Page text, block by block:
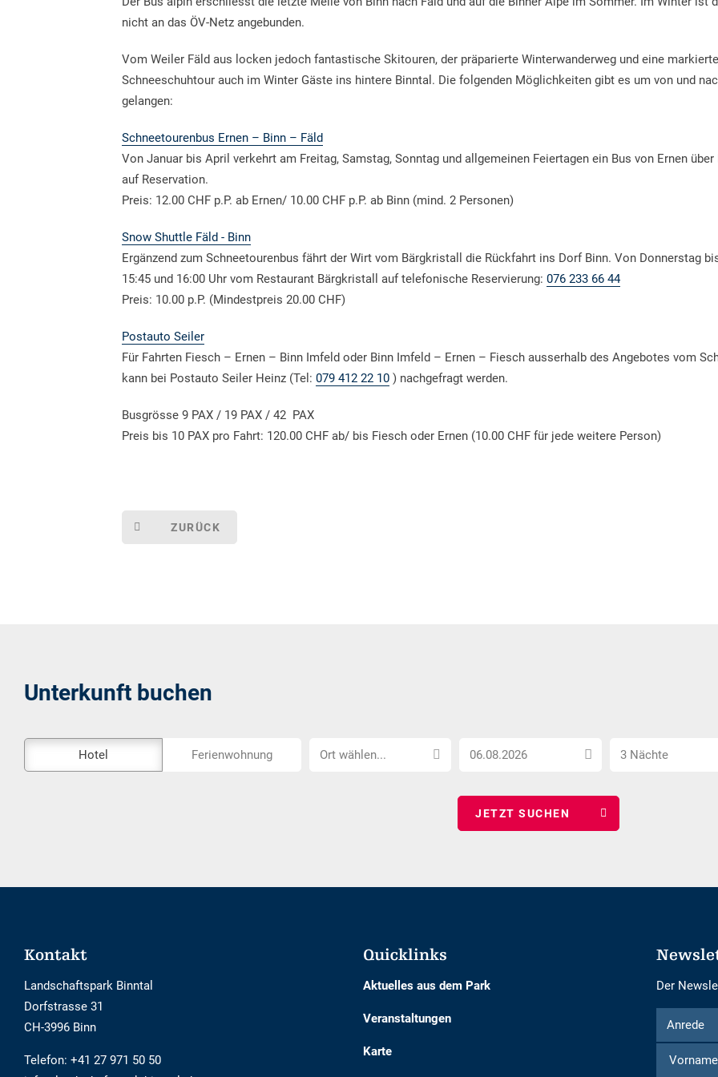
nicht an das ÖV-Netz angebunden.
Vom Weiler Fäld aus locken jedoch fantastische Skitouren, der präparierte Winterwanderweg und eine markierte
Schneeschuhtour auch im Winter Gäste ins hintere Binntal. Die folgenden Möglichkeiten gibt es um von und
gelangen:
Schneetourenbus Ernen – Binn – Fäld
Von Januar bis April verkehrt am Freitag, Samstag, Sonntag und allgemeinen Feiertagen ein Bus von Ernen über
auf Reservation.
Preis: 12.00 CHF p.P. ab Ernen/ 10.00 CHF p.P. ab Binn (mind. 2 Personen)
Snow Shuttle Fäld - Binn
Ergänzend zum Schneetourenbus fährt der Wirt vom Bärgkristall die Rückfahrt ins Dorf Binn. Von Donnerstag
15:45 und 16:00 Uhr vom Restaurant Bärgkristall auf telefonische Reservierung: 076 233 66 44
Preis: 10.00 p.P. (Mindestpreis 20.00 CHF)
Postauto Seiler
Für Fahrten Fiesch – Ernen – Binn Imfeld oder Binn Imfeld – Ernen – Fiesch ausserhalb des Angebotes vom
kann bei Postauto Seiler Heinz (Tel: 079 412 22 10 ) nachgefragt werden.
Busgrösse 9 PAX / 19 PAX / 42 PAX
Preis bis 10 PAX pro Fahrt: 120.00 CHF ab/ bis Fiesch oder Ernen (10.00 CHF für jede weitere Person)
ZURÜCK
Unterkunft buchen
Externe-
Hotel Ferienwohnung
OrtOrt wählen...
Anreise
Anzahl
3 Nächte
Footer
Kontakt
Landschaftspark Binntal
Dorfstrasse 31
CH-3996 Binn
Telefon: +41 27 971 50 50
Quicklinks
Aktuelles aus dem Park
Veranstaltungen
Karte
Der
Formular
um
sich
Anrede
Anrede